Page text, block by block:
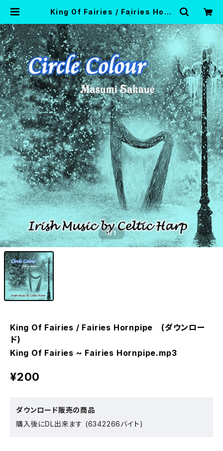
King Of Fairies / Fairies Horn
rp Market
1/1
King Of Fairies / Fairies Hornpipe (ダウンロー
ド)
King Of Fairies ~ Fairies Hornpipe.mp3
¥200
ダウンロード販売の商品
購入後にDL出来ます (6342266バイト)